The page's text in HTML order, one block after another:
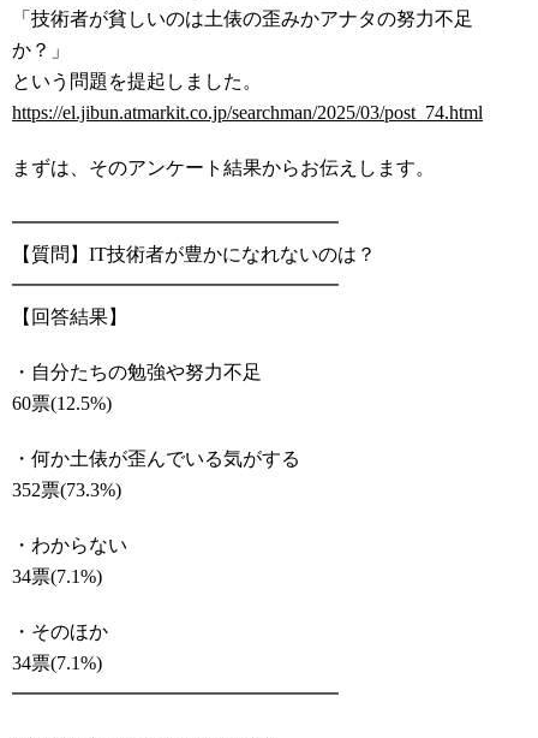
「技術者が貧しいのは土俵の歪みかアナタの努力不足
か？」
という問題を提起しました。
https://el.jibun.atmarkit.co.jp/searchman/2025/03/post_74.html
まずは、そのアンケート結果からお伝えします。
━━━━━━━━━━━━━━━━━
【質問】IT技術者が豊かになれないのは？
━━━━━━━━━━━━━━━━━
【回答結果】
・自分たちの勉強や努力不足
60票(12.5%)
・何か土俵が歪んでいる気がする
352票(73.3%)
・わからない
34票(7.1%)
・そのほか
34票(7.1%)
━━━━━━━━━━━━━━━━━